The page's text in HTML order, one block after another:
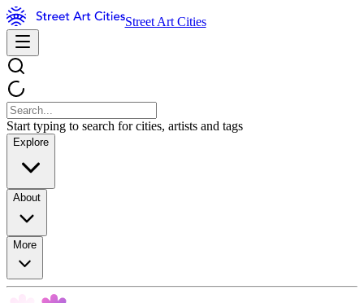
Street Art Cities
Start typing to search for cities, artists and tags
Explore
About
More